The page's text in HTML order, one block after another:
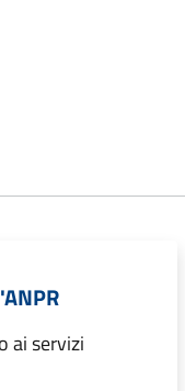
ai servizi